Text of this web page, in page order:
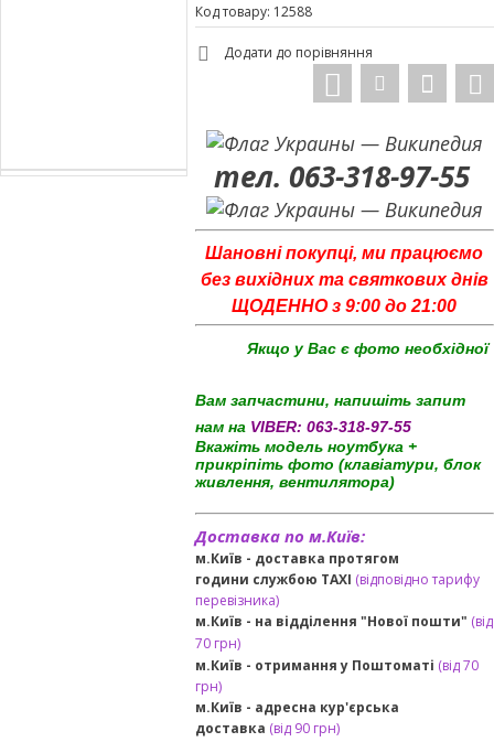
Код товару: 12588
Додати до порівняння
тел. 063-318-97-55
Шановні покупці, ми працюємо
без вихідних та святкових днів
ЩОДЕННО з 9:00 до 21:00
Якщо у Вас є фото необхідної
Вам запчастини, напишіть запит
нам на VIBER: 063-318-97-55
Вкажіть модель ноутбука +
прикріпіть фото (клавіатури, блок
живлення, вентилятора)
Доставка по м.Київ:
м.Київ - доставка протягом
години службою TAXI (відповідно тарифу
перевізника)
м.Київ - на відділення "Нової пошти" (від
70 грн)
м.Київ - отримання у Поштоматі (від 70
грн)
м.Київ - адресна кур'єрська
доставка (від90 грн)